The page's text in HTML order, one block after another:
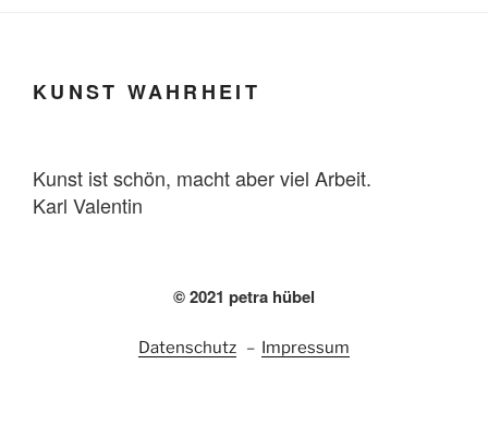
KUNST WAHRHEIT
Kunst ist schön, macht aber viel Arbeit.
Karl Valentin
© 2021 petra hübel
Datenschutz – Impressum